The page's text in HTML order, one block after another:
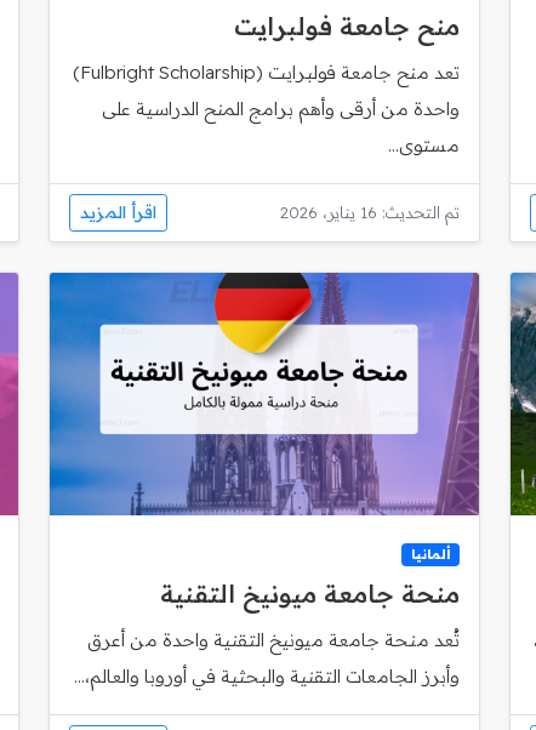
منح جامعة فولبرايت
تعد منح جامعة فولبرايت (Fulbright Scholarship)
واحدة من أرقى وأهم برامج المنح الدراسية على
مستوى...
تم التحديث: 16 يناير، 2026 اقرأ المزيد
ألمانيا
منحة جامعة ميونيخ التقنية
تُعد منحة جامعة ميونيخ التقنية واحدة من أعرق
وأبرز الجامعات التقنية والبحثية في أوروبا والعالم،...